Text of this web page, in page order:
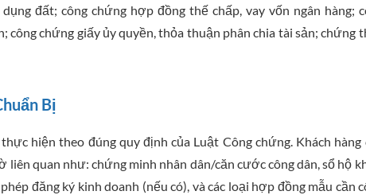
đất; công chứng hợp đồng thế chấp, vay vốn ngân hàng;
công chứng giấy ủy quyền, thỏa thuận phân chia tài sản; chứng
Bị
hiện theo đúng quy định của Luật Công chứng. Khách hàng
liên quan như: chứng minh nhân dân/căn cước công dân, sổ hộ
đăng ký kinh doanh (nếu có), và các loại hợp đồng mẫu cần